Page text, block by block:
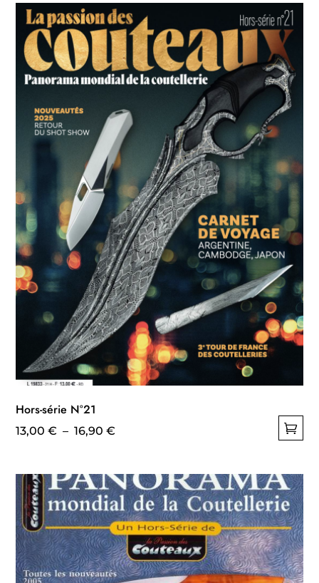
Hors-série N°21
13,00€ – 16,90€
13,00 €
à
16,90 €
a
plusieurs
variations.
Les
options
peuvent